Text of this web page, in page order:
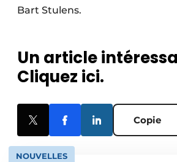
Bart Stulens.
Un article
Cliquez ici.
Copie
NOUVELLES